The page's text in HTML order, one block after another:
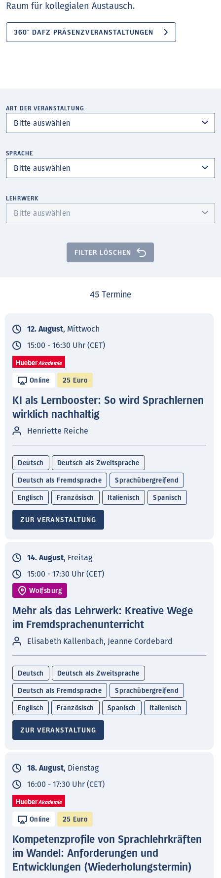
Raum für kollegialen Austausch.
360° DAFZ PRÄSENZVERANSTALTUNGEN
ART DER VERANSTALTUNG
SPRACHE
LEHRWERK
FILTER LÖSCHEN
45 Termine
12. August, Mittwoch
15:00 - 16:30 Uhr (CET)
Online 25 Euro
KI als Lernbooster: So wird Sprachlernen
wirklich nachhaltig
Henriette Reiche
Deutsch Deutsch als Zweitsprache
Deutsch als Fremdsprache Sprachübergreifend
Englisch Französisch Italienisch Spanisch
ZUR VERANSTALTUNG
14. August, Freitag
15:00 - 17:30 Uhr (CET)
Wolfsburg
Mehr als das Lehrwerk: Kreative Wege
im Fremdsprachenunterricht
Elisabeth Kallenbach, Jeanne Cordebard
Deutsch Deutsch als Zweitsprache
Deutsch als Fremdsprache Sprachübergreifend
Englisch Französisch Spanisch Italienisch
ZUR VERANSTALTUNG
18. August, Dienstag
16:00 - 17:30 Uhr (CET)
Online 25 Euro
Kompetenzprofile von Sprachlehrkräften
im Wandel: Anforderungen und
Entwicklungen (Wiederholungstermin)